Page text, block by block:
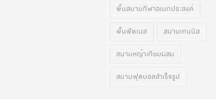
พื้นสนามกีฬาอเนกประสงค์
พื้นฟิตเนส สนามเทนนิส
สนามหญ้าเทียมผสม
สนามฟุตบอลสำเร็จรูป